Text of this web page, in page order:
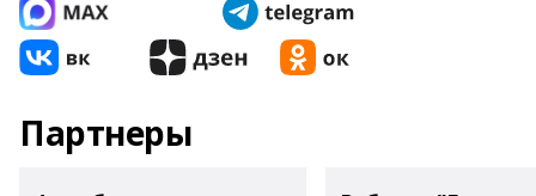
Партнеры